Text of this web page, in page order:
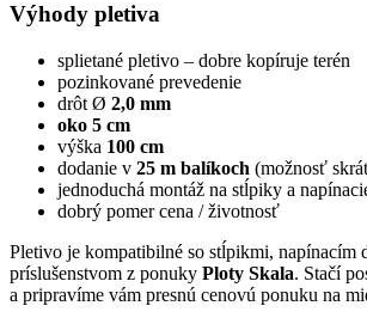
Výhody pletiva
splietané pletivo – dobre kopíruje terén
pozinkované prevedenie
drôt Ø 2,0 mm
oko 5 cm
výška 100 cm
dodanie v 25 m balíkoch (možnosť
jednoduchá montáž na stĺpiky a
dobrý pomer cena / životnosť
Pletivo je kompatibilné so stĺpikmi, napínacím
príslušenstvom z ponuky Ploty Skala. Stačí
a pripravíme vám presnú cenovú ponuku na